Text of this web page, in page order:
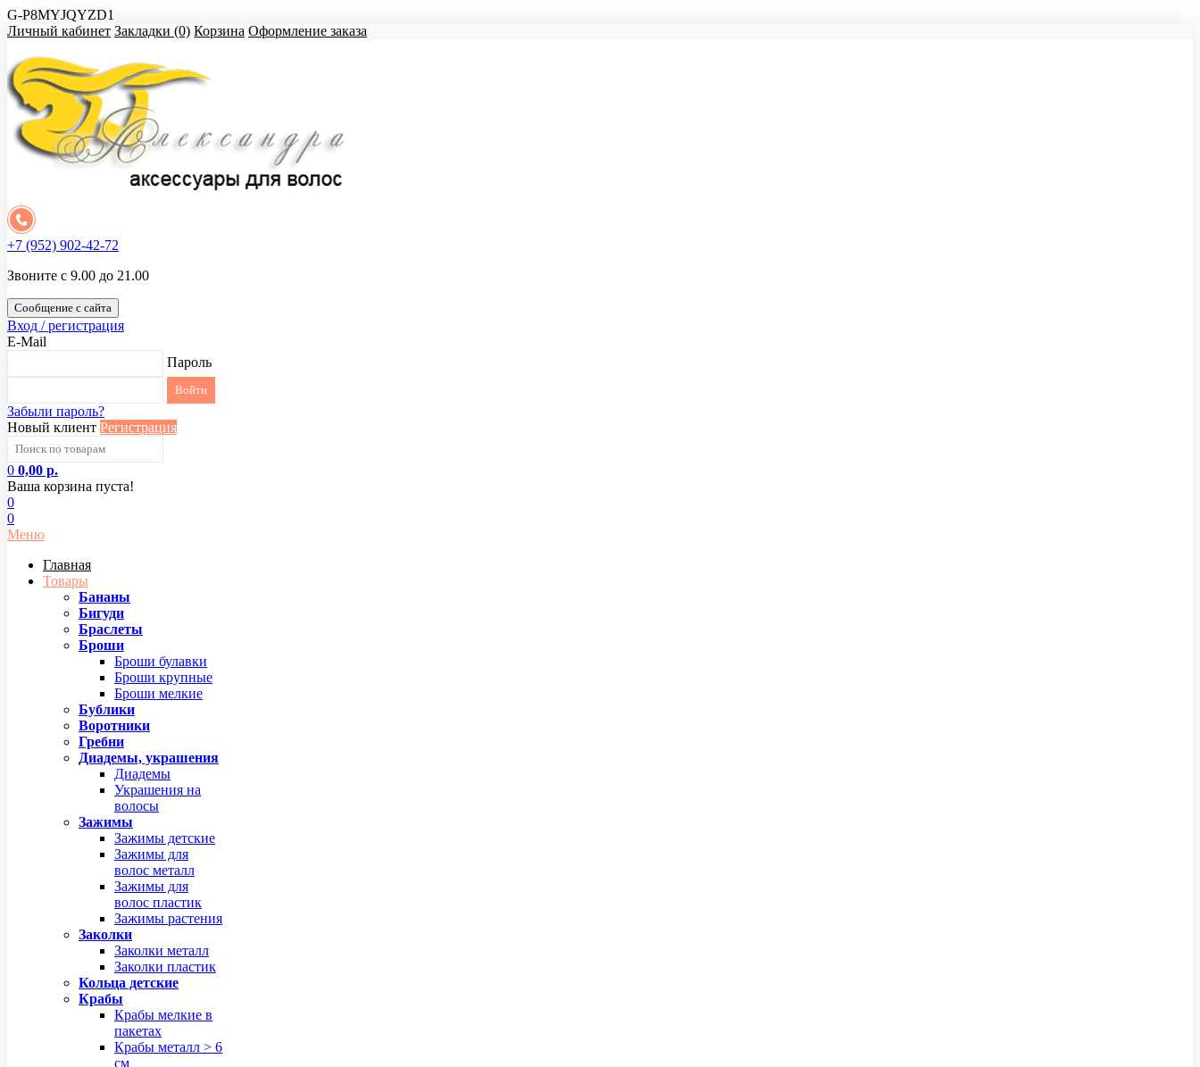
G-P8MYJQYZD1
Личный кабинет Закладки (0) Корзина Оформление заказа
+7 (952) 902-42-72
Звоните с 9.00 до 21.00
Сообщение с сайта
Вход / регистрация
E-Mail
Пароль
Забыли пароль?
Новый клиент Регистрация
0 0,00 р.
Ваша корзина пуста!
0
0
Меню
Главная
Товары
Бананы
Бигуди
Браслеты
Броши
Броши булавки
Броши крупные
Броши мелкие
Бублики
Воротники
Гребни
Диадемы, украшения
Диадемы
Украшения на
волосы
Зажимы
Зажимы детские
Зажимы для
волос металл
Зажимы для
волос пластик
Зажимы растения
Заколки
Заколки металл
Заколки пластик
Кольца детские
Крабы
Крабы мелкие в
пакетах
Крабы металл > 6
см